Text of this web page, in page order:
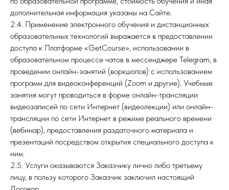
дополнительная информация указаны на Сайте.
2.4. Применение электронного обучения и дистанционных
образовательных технологий выражается в предоставлении
доступа к Платформе «GetCourse», использовании в
образовательном процессе чатов в мессенджере Telegram, в
проведении онлайн-занятий (воркшопов) с использованием
программ для видеоконференций (Zoom и другие). Учебные
занятия могут проводиться в форме онлайн-трансляции
видеозаписей по сети Интернет (видеолекции) или онлайн-
трансляции по сети Интернет в режиме реального времени
(вебинар), предоставления раздаточного материала и
презентаций посредством открытия специального доступа к
ним.
2.5. Услуги оказываются Заказчику лично либо третьему
лицу, в пользу которого Заказчик заключил настоящий